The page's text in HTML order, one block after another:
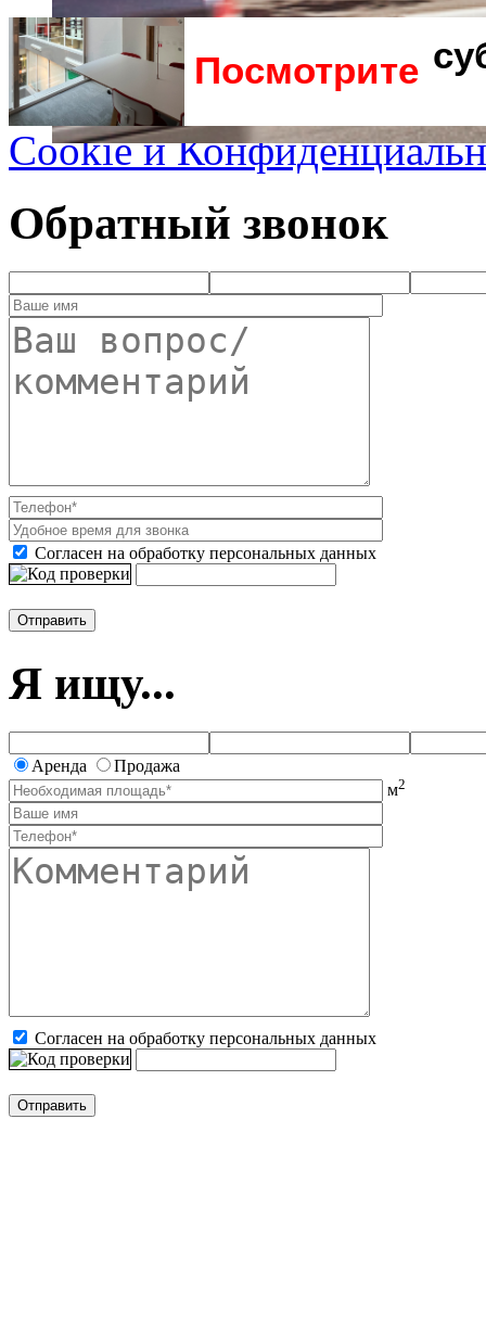
Посмотрите
Cookie и
Обратный звонок
Согласен на обработку персональных данных
Я ищу...
Аренда
Продажа
м2
Согласен на обработку персональных данных